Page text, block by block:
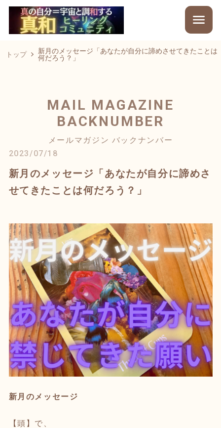
トップ
新月のメッセージ「あなたが自分に諦めさせてきたことは
何だろう？」
MAIL MAGAZINE
BACKNUMBER
メールマガジン バックナンバー
2023/07/18
新月のメッセージ「あなたが自分に諦めさ
せてきたことは何だろう？」
新月のメッセージ
【頭】で、